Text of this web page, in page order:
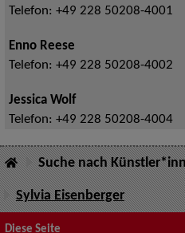
Telefon: +49 228 50208-4001
Enno Reese
Telefon: +49 228 50208-4002
Jessica Wolf
Telefon: +49 228 50208-4004
Suche nach
Sylvia Eisenberger
Diese Seite